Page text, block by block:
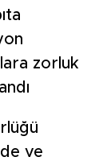
zorluk
ve